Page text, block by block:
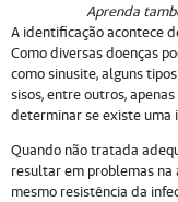
Aprenda
A identificação acontece
Como diversas doenças
como sinusite, alguns
sisos, entre outros,
determinar se existe uma
Quando não tratada
resultar em problemas
mesmo resistência da